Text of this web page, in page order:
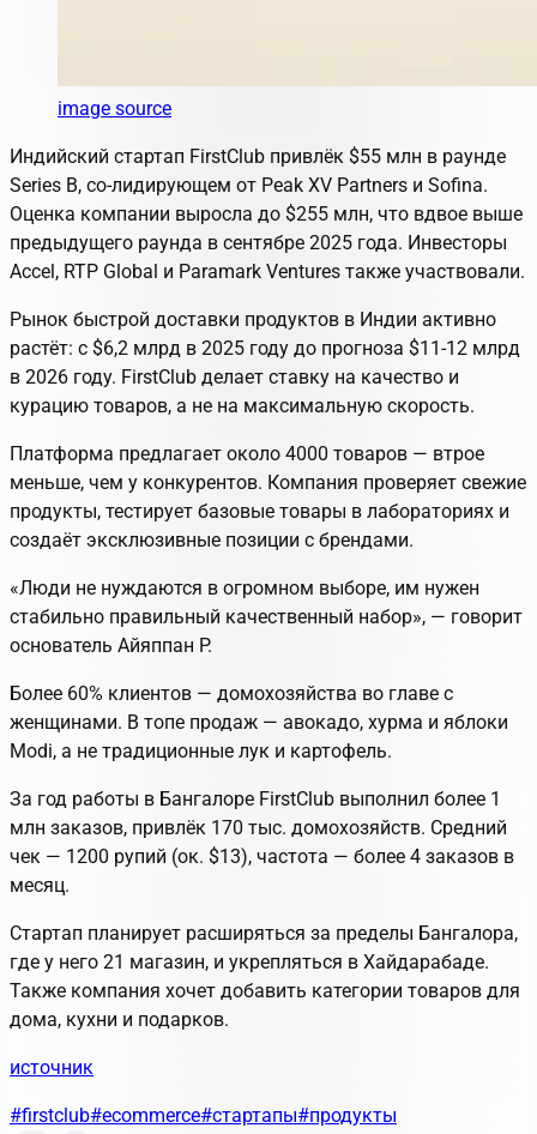
image source
Индийский стартап FirstClub привлёк $55 млн в раунде
Series B, со-лидирующем от Peak XV Partners и Sofina.
Оценка компании выросла до $255 млн, что вдвое выше
предыдущего раунда в сентябре 2025 года. Инвесторы
Accel, RTP Global и Paramark Ventures также участвовали.
Рынок быстрой доставки продуктов в Индии активно
растёт: с $6,2 млрд в 2025 году до прогноза $11-12 млрд
в 2026 году. FirstClub делает ставку на качество и
курацию товаров, а не на максимальную скорость.
Платформа предлагает около 4000 товаров — втрое
меньше, чем у конкурентов. Компания проверяет свежие
продукты, тестирует базовые товары в лабораториях и
создаёт эксклюзивные позиции с брендами.
«Люди не нуждаются в огромном выборе, им нужен
стабильно правильный качественный набор», — говорит
основатель Айяппан Р.
Более 60% клиентов — домохозяйства во главе с
женщинами. В топе продаж — авокадо, хурма и яблоки
Modi, а не традиционные лук и картофель.
За год работы в Бангалоре FirstClub выполнил более 1
млн заказов, привлёк 170 тыс. домохозяйств. Средний
чек — 1200 рупий (ок. $13), частота — более 4 заказов в
месяц.
Стартап планирует расширяться за пределы Бангалора,
где у него 21 магазин, и укрепляться в Хайдарабаде.
Также компания хочет добавить категории товаров для
дома, кухни и подарков.
источник
#firstclub#ecommerce#стартапы#продукты